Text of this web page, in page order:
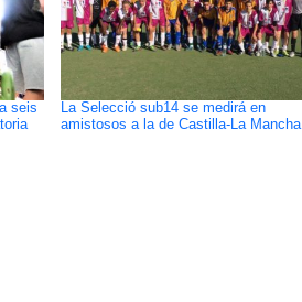
seis
La Selecció sub14 se medirá en
amistosos a la de Castilla-La Mancha